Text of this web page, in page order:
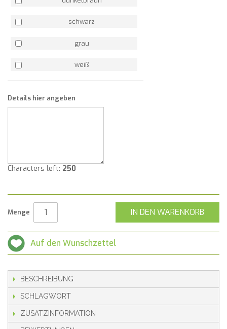
schwarz
grau
weiß
Details hier angeben
Characters left: 250
Menge IN DEN WARENKORB
Auf den Wunschzettel
BESCHREIBUNG
SCHLAGWORT
ZUSATZINFORMATION